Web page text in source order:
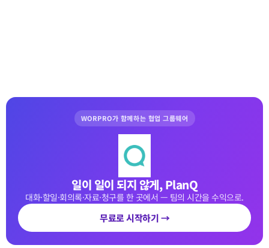
WORPRO가 함께하는 협업 그룹웨어
일이 일이 되지 않게, PlanQ
대화·할일·회의록·자료·청구를 한 곳에서 — 팀의 시간을 수익으로.
무료로 시작하기 →